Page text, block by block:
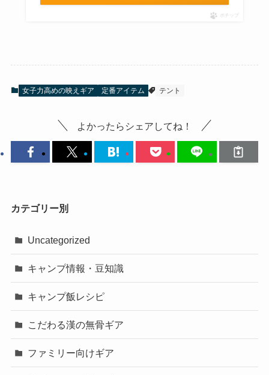
ポチップ
女子力高めの映えギア 定番アイテム テント
よかったらシェアしてね！
カテゴリー別
Uncategorized
キャンプ情報・豆知識
キャンプ飯レシピ
こだわる漢の無骨ギア
ファミリー向けギア